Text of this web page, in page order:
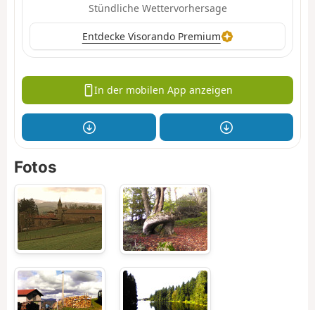
Stündliche Wettervorhersage
Entdecke Visorando Premium
In der mobilen App anzeigen
Fotos